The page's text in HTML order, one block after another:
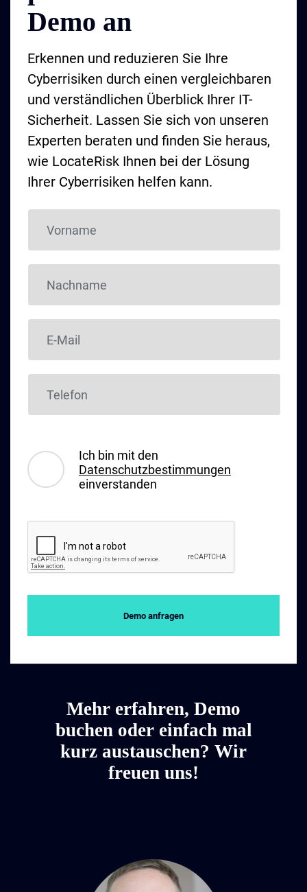
vom öffentlichen Internet isoliert und
Verwaltungsoberfläche auf
vertrauenswürdige IP-Adressen
beschränkt werden. Das offizielle
Synology Security Advisory ist unter
Synology_SA_25_12 abrufbar.
Demo an
Erkennen und reduzieren Sie Ihre
Cyberrisiken durch einen vergleichbaren
und verständlichen Überblick Ihrer IT-
Sicherheit. Lassen Sie sich von unseren
Experten beraten und finden Sie heraus,
wie LocateRisk Ihnen bei der Lösung
Ihrer Cyberrisiken helfen kann.
Ich bin mit den
Datenschutzbestimmungen
einverstanden
Demo anfragen
Mehr erfahren, Demo
buchen oder einfach mal
kurz austauschen? Wir
freuen uns!